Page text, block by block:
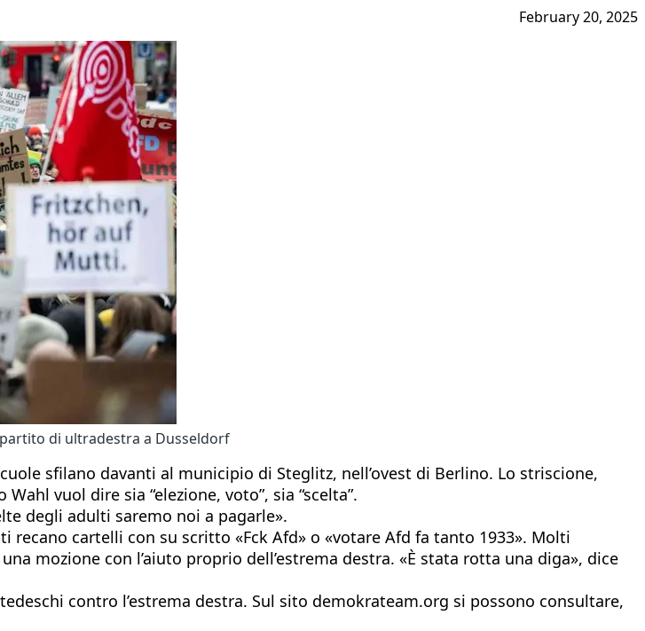
February 20, 2025
di ultradestra a Dusseldorf
sfilano davanti al municipio di Steglitz, nell’ovest di Berlino. Lo striscione,
vuol dire sia “elezione, voto”, sia “scelta”.
degli adulti saremo noi a pagarle».
recano cartelli con su scritto «Fck Afd» o «votare Afd fa tanto 1933». Molti
mozione con l’aiuto proprio dell’estrema destra. «È stata rotta una diga», dice
contro l’estrema destra. Sul sito demokrateam.org si possono consultare,